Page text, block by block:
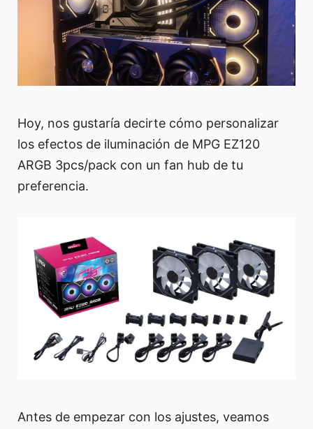
Hoy, nos gustaría decirte cómo personalizar
los efectos de iluminación de MPG EZ120
ARGB 3pcs/pack con un fan hub de tu
preferencia.
Antes de empezar con los ajustes, veamos